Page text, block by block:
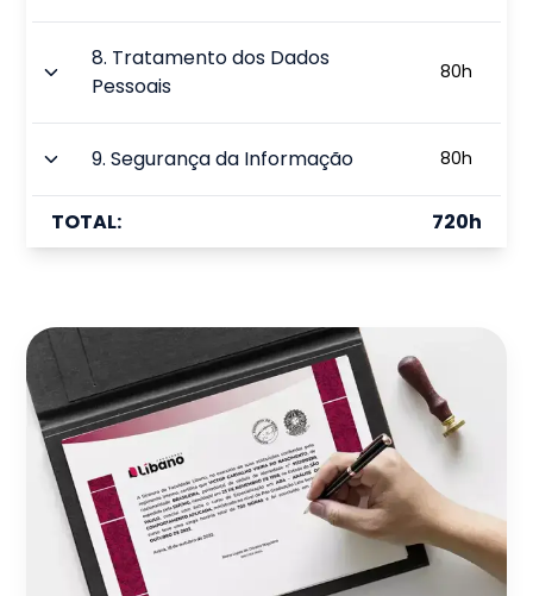
8. Tratamento dos Dados
Pessoais
80h
9.Segurança da Informação 80h
TOTAL: 720h